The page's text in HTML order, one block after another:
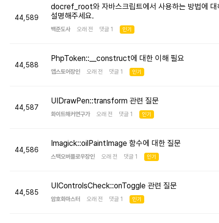
44,589
docref_root와 자바스크립트에서 사용하는 방법에 대
설명해주세요.
백준도사 오래 전 댓글 1 인기
44,588
PhpToken::__construct에 대한 이해 필요
앱스토어장인 오래 전 댓글 1 인기
44,587
UIDrawPen::transform 관련 질문
화이트해커연구가 오래 전 댓글 1 인기
44,586
Imagick::oilPaintImage 함수에 대한 질문
스택오버플로우장인 오래 전 댓글 1 인기
44,585
UIControlsCheck::onToggle 관련 질문
암호화마스터 오래 전 댓글 1 인기